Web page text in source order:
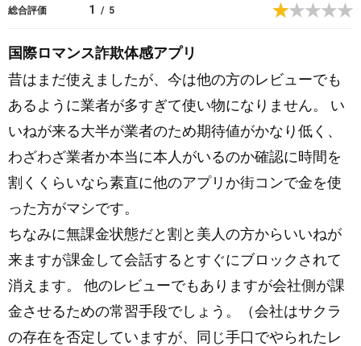
総合評価 1 / 5
国際ロマンス詐欺体感アプリ
昔はまだ使えましたが、今は他の方のレビューでも
あるように業者が多すぎて使い物になりません。 い
いねが来る大半が業者のため期待値がかなり低く、
わざわざ業者か本当に本人がいるのか確認に時間を
割くくらいなら素直に他のアプリか街コンで金を使
った方がマシです。
ちなみに無課金状態だと割と美人の方からいいねが
来ますが課金して会話するとすぐにブロックされて
消えます。 他のレビューでもありますが会社側が課
金させるための常習手段でしょう。（会社はサクラ
の存在を否定していますが、同じ手口でやられたレ